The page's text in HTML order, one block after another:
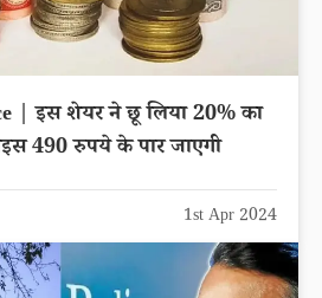
| इस शेयर ने छू लिया 20% का
490 रुपये के पार जाएगी
1st Apr 2024